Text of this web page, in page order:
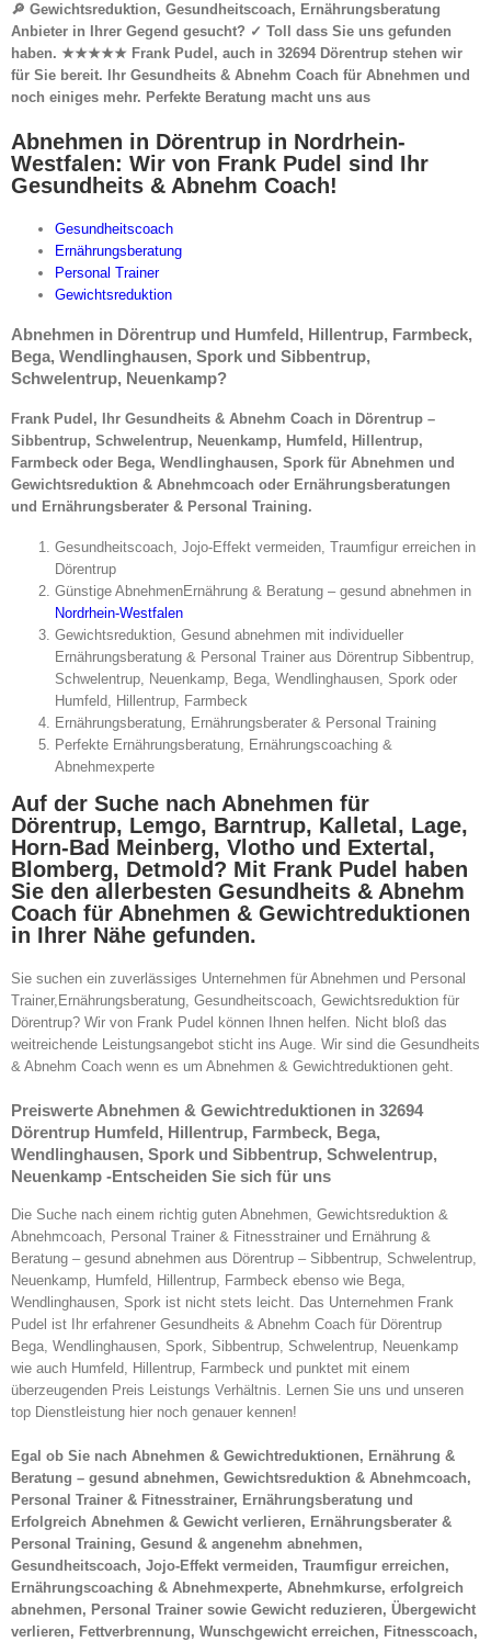
🔎 Gewichtsreduktion, Gesundheitscoach, Ernährungsberatung
Anbieter in Ihrer Gegend gesucht? ✓ Toll dass Sie uns gefunden
haben. ★★★★★ Frank Pudel, auch in 32694 Dörentrup stehen wir
für Sie bereit. Ihr Gesundheits & Abnehm Coach für Abnehmen und
noch einiges mehr. Perfekte Beratung macht uns aus
Abnehmen in Dörentrup in Nordrhein-
Westfalen: Wir von Frank Pudel sind Ihr
Gesundheits & Abnehm Coach!
Gesundheitscoach
Ernährungsberatung
Personal Trainer
Gewichtsreduktion
Abnehmen in Dörentrup und Humfeld, Hillentrup, Farmbeck,
Bega, Wendlinghausen, Spork und Sibbentrup,
Schwelentrup, Neuenkamp?
Frank Pudel, Ihr Gesundheits & Abnehm Coach in Dörentrup –
Sibbentrup, Schwelentrup, Neuenkamp, Humfeld, Hillentrup,
Farmbeck oder Bega, Wendlinghausen, Spork für Abnehmen und
Gewichtsreduktion & Abnehmcoach oder Ernährungsberatungen
und Ernährungsberater & Personal Training.
Gesundheitscoach, Jojo-Effekt vermeiden, Traumfigur erreichen in
Dörentrup
Günstige AbnehmenErnährung & Beratung – gesund abnehmen in
Nordrhein-Westfalen
Gewichtsreduktion, Gesund abnehmen mit individueller
Ernährungsberatung & Personal Trainer aus Dörentrup Sibbentrup,
Schwelentrup, Neuenkamp, Bega, Wendlinghausen, Spork oder
Humfeld, Hillentrup, Farmbeck
Ernährungsberatung, Ernährungsberater & Personal Training
Perfekte Ernährungsberatung, Ernährungscoaching &
Abnehmexperte
Auf der Suche nach Abnehmen für
Dörentrup, Lemgo, Barntrup, Kalletal, Lage,
Horn-Bad Meinberg, Vlotho und Extertal,
Blomberg, Detmold? Mit Frank Pudel haben
Sie den allerbesten Gesundheits & Abnehm
Coach für Abnehmen & Gewichtreduktionen
in Ihrer Nähe gefunden.
Sie suchen ein zuverlässiges Unternehmen für Abnehmen und Personal
Trainer,Ernährungsberatung, Gesundheitscoach, Gewichtsreduktion für
Dörentrup? Wir von Frank Pudel können Ihnen helfen. Nicht bloß das
weitreichende Leistungsangebot sticht ins Auge. Wir sind die Gesundheits
& Abnehm Coach wenn es um Abnehmen & Gewichtreduktionen geht.
Preiswerte Abnehmen & Gewichtreduktionen in 32694
Dörentrup Humfeld, Hillentrup, Farmbeck, Bega,
Wendlinghausen, Spork und Sibbentrup, Schwelentrup,
Neuenkamp -Entscheiden Sie sich für uns
Die Suche nach einem richtig guten Abnehmen, Gewichtsreduktion &
Abnehmcoach, Personal Trainer & Fitnesstrainer und Ernährung &
Beratung – gesund abnehmen aus Dörentrup – Sibbentrup, Schwelentrup,
Neuenkamp, Humfeld, Hillentrup, Farmbeck ebenso wie Bega,
Wendlinghausen, Spork ist nicht stets leicht. Das Unternehmen Frank
Pudel ist Ihr erfahrener Gesundheits & Abnehm Coach für Dörentrup
Bega, Wendlinghausen, Spork, Sibbentrup, Schwelentrup, Neuenkamp
wie auch Humfeld, Hillentrup, Farmbeck und punktet mit einem
überzeugenden Preis Leistungs Verhältnis. Lernen Sie uns und unseren
top Dienstleistung hier noch genauer kennen!
Egal ob Sie nach Abnehmen & Gewichtreduktionen, Ernährung &
Beratung – gesund abnehmen, Gewichtsreduktion & Abnehmcoach,
Personal Trainer & Fitnesstrainer, Ernährungsberatung und
Erfolgreich Abnehmen & Gewicht verlieren, Ernährungsberater &
Personal Training, Gesund & angenehm abnehmen,
Gesundheitscoach, Jojo-Effekt vermeiden, Traumfigur erreichen,
Ernährungscoaching & Abnehmexperte, Abnehmkurse, erfolgreich
abnehmen, Personal Trainer sowie Gewicht reduzieren, Übergewicht
verlieren, Fettverbrennung, Wunschgewicht erreichen, Fitnesscoach,